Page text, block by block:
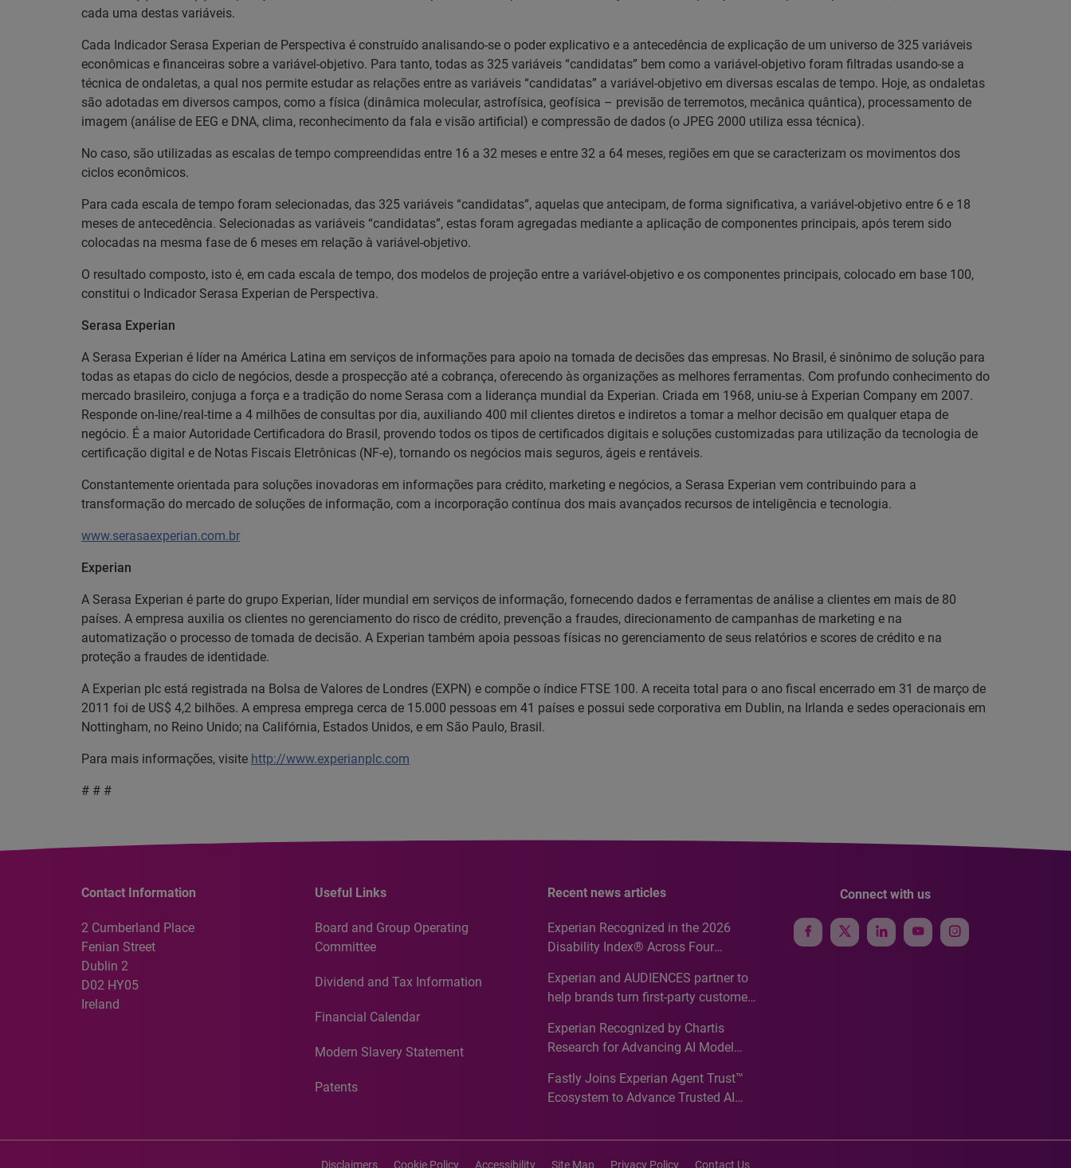
cada uma destas variáveis.
Cada Indicador Serasa Experian de Perspectiva é construído analisando-se o poder explicativo e a antecedência de explicação de um universo de 325 variáveis
econômicas e financeiras sobre a variável-objetivo. Para tanto, todas as 325 variáveis “candidatas” bem como a variável-objetivo foram filtradas usando-se a
técnica de ondaletas, a qual nos permite estudar as relações entre as variáveis “candidatas” a variável-objetivo em diversas escalas de tempo. Hoje, as ondaletas
são adotadas em diversos campos, como a física (dinâmica molecular, astrofísica, geofísica – previsão de terremotos, mecânica quântica), processamento de
imagem (análise de EEG e DNA, clima, reconhecimento da fala e visão artificial) e compressão de dados (o JPEG 2000 utiliza essa técnica).
No caso, são utilizadas as escalas de tempo compreendidas entre 16 a 32 meses e entre 32 a 64 meses, regiões em que se caracterizam os movimentos dos
ciclos econômicos.
Para cada escala de tempo foram selecionadas, das 325 variáveis “candidatas”, aquelas que antecipam, de forma significativa, a variável-objetivo entre 6 e 18
meses de antecedência. Selecionadas as variáveis “candidatas”, estas foram agregadas mediante a aplicação de componentes principais, após terem sido
colocadas na mesma fase de 6 meses em relação à variável-objetivo.
O resultado composto, isto é, em cada escala de tempo, dos modelos de projeção entre a variável-objetivo e os componentes principais, colocado em base 100,
constitui o Indicador Serasa Experian de Perspectiva.
Serasa Experian
A Serasa Experian é líder na América Latina em serviços de informações para apoio na tomada de decisões das empresas. No Brasil, é sinônimo de solução para
todas as etapas do ciclo de negócios, desde a prospecção até a cobrança, oferecendo às organizações as melhores ferramentas. Com profundo conhecimento do
mercado brasileiro, conjuga a força e a tradição do nome Serasa com a liderança mundial da Experian. Criada em 1968, uniu-se à Experian Company em 2007.
Responde on-line/real-time a 4 milhões de consultas por dia, auxiliando 400 mil clientes diretos e indiretos a tomar a melhor decisão em qualquer etapa de
negócio. É a maior Autoridade Certificadora do Brasil, provendo todos os tipos de certificados digitais e soluções customizadas para utilização da tecnologia de
certificação digital e de Notas Fiscais Eletrônicas (NF-e), tornando os negócios mais seguros, ágeis e rentáveis.
Constantemente orientada para soluções inovadoras em informações para crédito, marketing e negócios, a Serasa Experian vem contribuindo para a
transformação do mercado de soluções de informação, com a incorporação contínua dos mais avançados recursos de inteligência e tecnologia.
www.serasaexperian.com.br
Experian
A Serasa Experian é parte do grupo Experian, líder mundial em serviços de informação, fornecendo dados e ferramentas de análise a clientes em mais de 80
países. A empresa auxilia os clientes no gerenciamento do risco de crédito, prevenção a fraudes, direcionamento de campanhas de marketing e na
automatização o processo de tomada de decisão. A Experian também apoia pessoas físicas no gerenciamento de seus relatórios e scores de crédito e na
proteção a fraudes de identidade.
A Experian plc está registrada na Bolsa de Valores de Londres (EXPN) e compõe o índice FTSE 100. A receita total para o ano fiscal encerrado em 31 de março de
2011 foi de US$ 4,2 bilhões. A empresa emprega cerca de 15.000 pessoas em 41 países e possui sede corporativa em Dublin, na Irlanda e sedes operacionais em
Nottingham, no Reino Unido; na Califórnia, Estados Unidos, e em São Paulo, Brasil.
Para mais informações, visite http://www.experianplc.com
# # #
Contact Information
2 Cumberland Place
Fenian Street
Dublin 2
D02 HY05
Ireland
Useful Links
Board and Group Operating
Committee
Dividend and Tax Information
Financial Calendar
Modern Slavery Statement
Patents
Recent news articles
Experian Recognized in the 2026
Disability Index® Across Four
Recognition for Australia
Experian and AUDIENCES partner to
help brands turn first-party customer
media activation
Experian Recognized by Chartis
Research for Advancing AI Model
Analytics50 2026
Fastly Joins Experian Agent Trust™
Ecosystem to Advance Trusted AI
Connect with us
Disclaimers Cookie Policy Accessibility Site Map Privacy Policy Contact Us